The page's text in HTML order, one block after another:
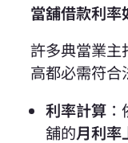
當舖借款利率
許多典當業主
高都必需符合
利率計算
舖的月利率